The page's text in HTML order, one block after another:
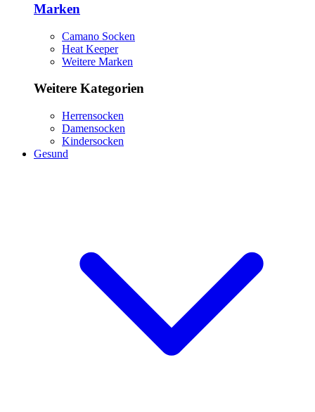
Marken
Camano Socken
Heat Keeper
Weitere Marken
Weitere Kategorien
Herrensocken
Damensocken
Kindersocken
Gesund